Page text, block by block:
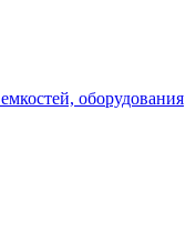
оборудования